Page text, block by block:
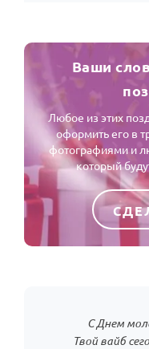
Ваши
Любое из этих
оформить его в
фотографиями и
который
С Днем
Твой вайб